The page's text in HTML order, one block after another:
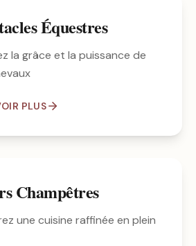
Équestres
la grâce et la puissance de
PLUS
Champêtres
une cuisine raffinée en plein